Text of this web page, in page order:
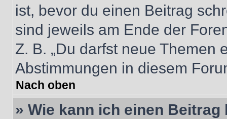
ist, bevor du einen Beitrag
sind jeweils am Ende der
Z. B. „Du darfst neue Themen
Abstimmungen in diesem
Nach oben
» Wie kann ich einen